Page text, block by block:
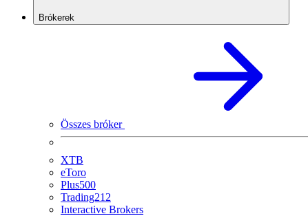
Brókerek
Összes bróker
XTB
eToro
Plus500
Trading212
Interactive Brokers